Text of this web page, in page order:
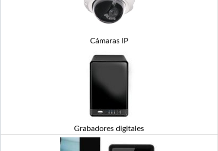
Cámaras IP
Grabadores digitales